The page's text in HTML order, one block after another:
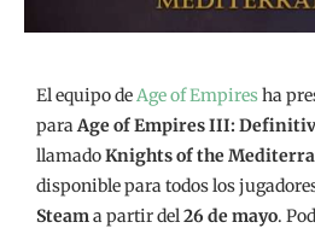
El equipo deAge of Empiresha
paraAge of Empires III:
llamadoKnights of the
disponible para todos los
Steama partir del26 de mayo.